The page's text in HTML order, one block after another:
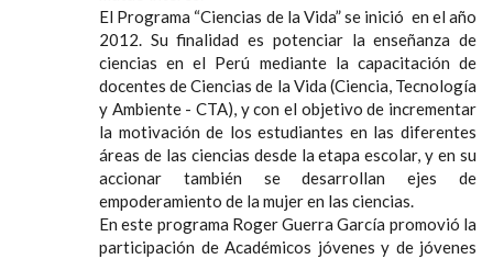
El Programa “Ciencias de la Vida” se inició en el año
2012. Su finalidad es potenciar la enseñanza de
ciencias en el Perú mediante la capacitación de
docentes de Ciencias de la Vida (Ciencia, Tecnología
y Ambiente - CTA), y con el objetivo de incrementar
la motivación de los estudiantes en las diferentes
áreas de las ciencias desde la etapa escolar, y en su
accionar también se desarrollan ejes de
empoderamiento de la mujer en las ciencias.
En este programa Roger Guerra García promovió la
participación de Académicos jóvenes y de jóvenes